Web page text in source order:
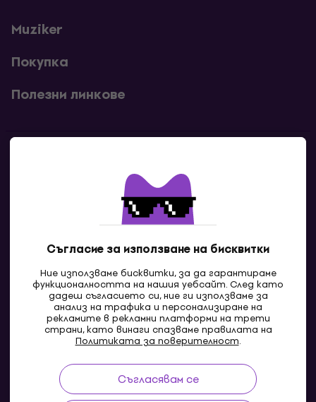
Съгласие за използване на бисквитки
Ние използваме бисквитки, за да гарантираме
функционалността на нашия уебсайт. След като
дадеш съгласието си, ние ги използваме за
анализ на трафика и персонализиране на
рекламите в рекламни платформи на трети
страни, като винаги спазваме правилата на
Политиката за поверителност.
Съгласявам се
Muziker
Покупка
Полезни линкове
Свържи се с нас
BG